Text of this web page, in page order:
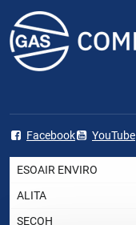
Facebook YouTube
ESOAIR ENVIRO
ALITA
SECOH